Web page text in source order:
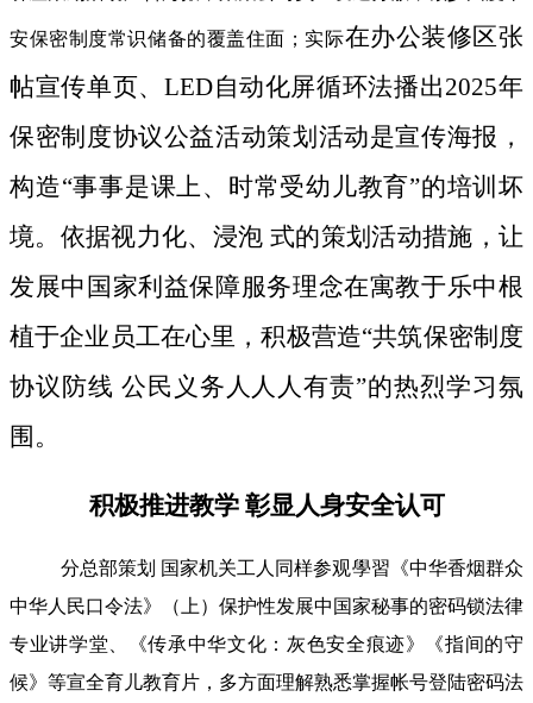
安保密制度常识储备的覆盖住面；实际在办公装修区张
帖宣传单页、LED自动化屏循环法播出2025年
保密制度协议公益活动策划活动是宣传海报，
构造“事事是课上、时常受幼儿教育”的培训坏
境。依据视力化、浸泡 式的策划活动措施，让
发展中国家利益保障服务理念在寓教于乐中根
植于企业员工在心里，积极营造“共筑保密制度
协议防线 公民义务人人人有责”的热烈学习氛
围。
积极推进教学 彰显人身安全认可
分总部策划 国家机关工人同样参观學習《中华香烟群众
中华人民口令法》（上）保护性发展中国家秘事的密码锁法律
专业讲学堂、《传承中华文化：灰色安全痕迹》《指间的守
候》等宣全育儿教育片，多方面理解熟悉掌握帐号登陆密码法